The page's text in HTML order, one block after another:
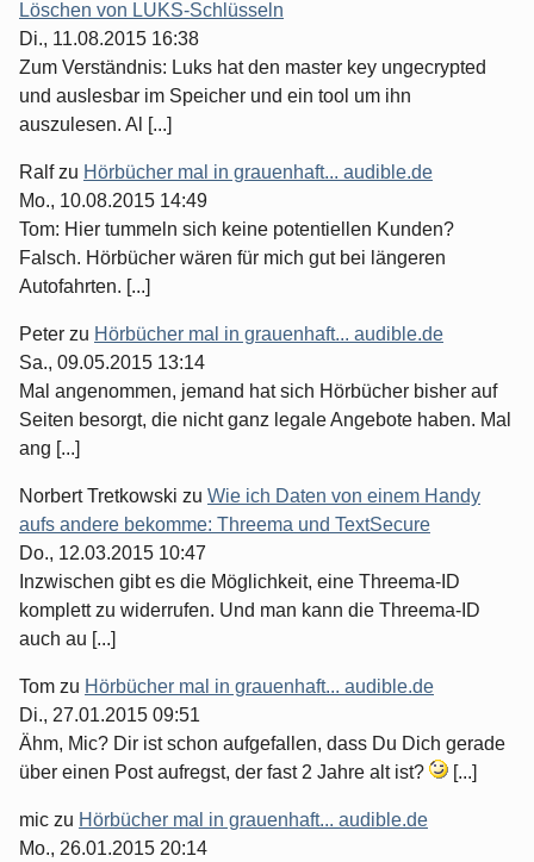
Löschen von LUKS-Schlüsseln
Di., 11.08.2015 16:38
Zum Verständnis: Luks hat den master key ungecrypted
und auslesbar im Speicher und ein tool um ihn
auszulesen. Al [...]
Ralfzu Hörbücher mal in grauenhaft... audible.de
Mo., 10.08.2015 14:49
Tom: Hier tummeln sich keine potentiellen Kunden?
Falsch. Hörbücher wären für mich gut bei längeren
Autofahrten. [...]
Peter zu Hörbücher mal in grauenhaft... audible.de
Sa., 09.05.2015 13:14
Mal angenommen, jemand hat sich Hörbücher bisher auf
Seiten besorgt, die nicht ganz legale Angebote haben. Mal
ang [...]
Norbert Tretkowski zu Wie ich Daten von einem Handy
aufs andere bekomme: Threema und TextSecure
Do., 12.03.2015 10:47
Inzwischen gibt es die Möglichkeit, eine Threema-ID
komplett zu widerrufen. Und man kann die Threema-ID
auch au [...]
Tom zu Hörbücher mal in grauenhaft... audible.de
Di., 27.01.2015 09:51
Ähm, Mic? Dir ist schon aufgefallen, dass Du Dich gerade
über einen Post aufregst, der fast 2 Jahre alt ist?
[...]
mic zu Hörbücher mal in grauenhaft... audible.de
Mo., 26.01.2015 20:14